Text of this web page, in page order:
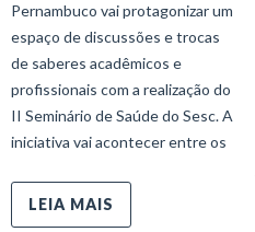
Pernambuco vai protagonizar um
espaço de discussões e trocas
de saberes acadêmicos e
profissionais com a realização do
II Seminário de Saúde do Sesc. A
iniciativa vai acontecer entre os
LEIA MAIS